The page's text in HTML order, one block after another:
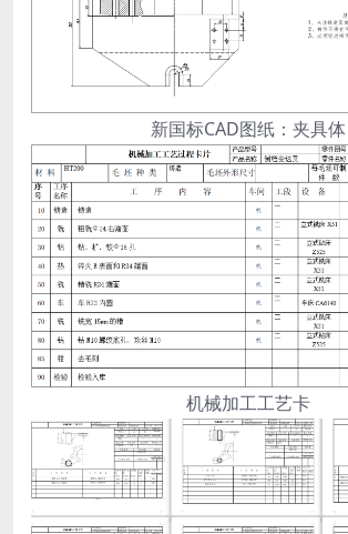
新国标CAD图纸：夹具体
机械加工工艺卡